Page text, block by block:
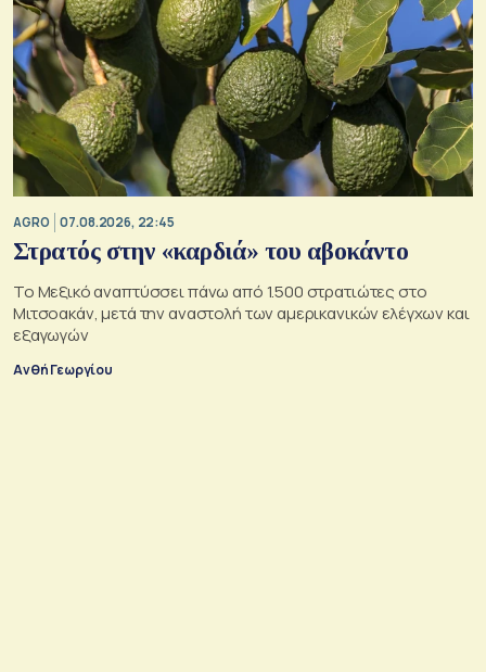
AGRO 07.08.2026, 22:45
Στρατός στην «καρδιά» του αβοκάντο
Το Μεξικό αναπτύσσει πάνω από 1.500 στρατιώτες στο
Μιτσοακάν, μετά την αναστολή των αμερικανικών ελέγχων και
εξαγωγών
Ανθή Γεωργίου